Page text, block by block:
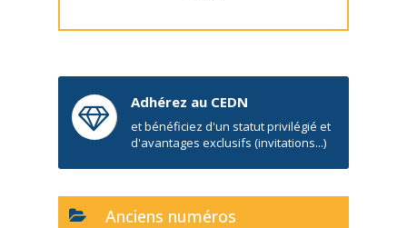
Adhérez au CEDN
et bénéficiez d'un statut privilégié et
d'avantages exclusifs (invitations...)
Anciens numéros